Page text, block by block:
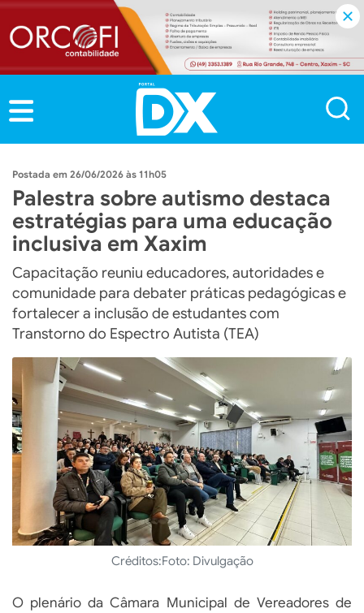
26/06/2026 às 11h05
Palestra sobre autismo destaca
estratégias para uma educação
inclusiva em Xaxim
Capacitação reuniu educadores, autoridades e
comunidade para debater práticas pedagógicas e
fortalecer a inclusão de estudantes com
Transtorno do Espectro Autista (TEA)
Créditos:Foto: Divulgação
O plenário da Câmara Municipal de Vereadores de